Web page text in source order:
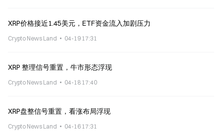
XRP价格接近1.45美元，ETF资金流入加剧压力
Crypto News Land 04-19 17:31
XRP 整理信号重置，牛市形态浮现
Crypto News Land 04-18 17:40
XRP盘整信号重置，看涨布局浮现
Crypto News Land 04-16 17:31